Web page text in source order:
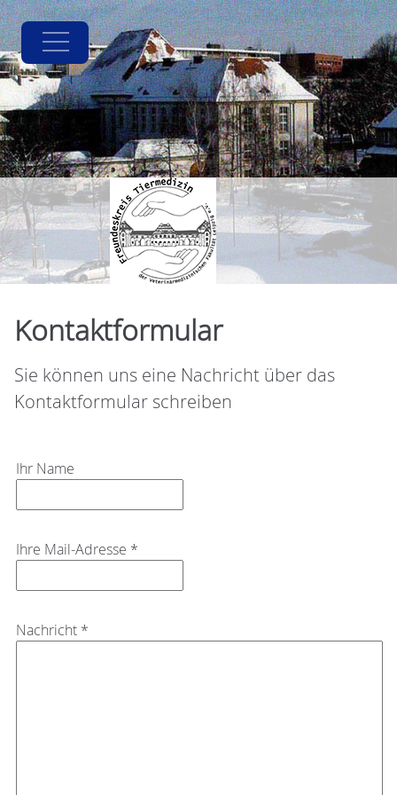
Kontaktformular
Sie können uns eine Nachricht über das
Kontaktformular schreiben
Ihr Name
Ihre Mail-Adresse *
Nachricht *